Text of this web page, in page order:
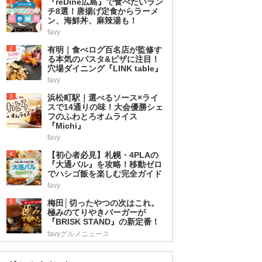
チ8選！唐揚げ定食からラーメ
ン、海鮮丼、麻辣湯も！
favy
2
有明｜食べログ百名店が監修す
る本気のパスタ&ピザに注目！
穴場ダイニング『LINK table』
favy
3
浜松町駅｜選べるソース×ライ
スで14通りの味！大会優勝シェ
フのふわとろオムライス
『Michi』
favy
4
【初心者必見】札幌・4PLAの
『大通バル』を攻略！移動ゼロ
でハシゴ飯を楽しむ完全ガイド
favy
5
梅田│切ったやつの次はこれ。
極みのてりやきバーガーが
『BRISK STAND』の新定番！
favyグルメニュース